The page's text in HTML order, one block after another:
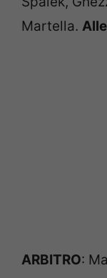
Martella.
ARBITRO: